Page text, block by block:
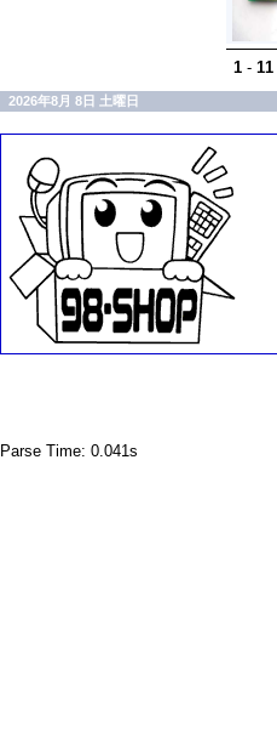
1 - 11
2026年8月 8日 土曜日
Parse Time: 0.041s